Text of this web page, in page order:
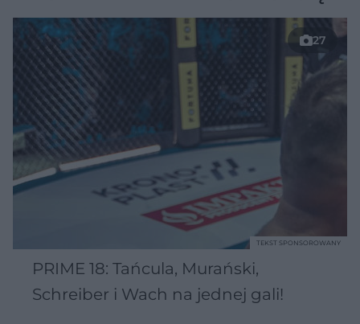
27
PRIME 18: Tańcula, Murański,
Schreiber i Wach na jednej gali!
TEKST SPONSOROWANY